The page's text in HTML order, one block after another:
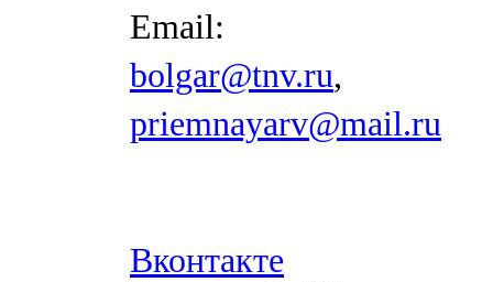
Email:
bolgar@tnv.ru,
priemnayarv@mail.ru
Вконтакте